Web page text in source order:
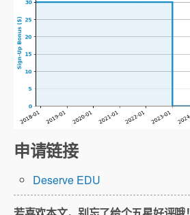
申请链接
Deserve EDU